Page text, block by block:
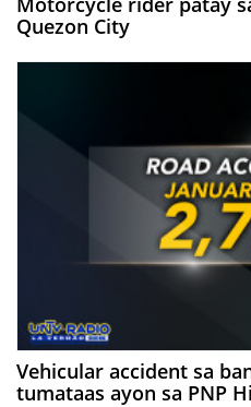
Quezon City
Vehicular accident sa
tumataas ayon sa PNP